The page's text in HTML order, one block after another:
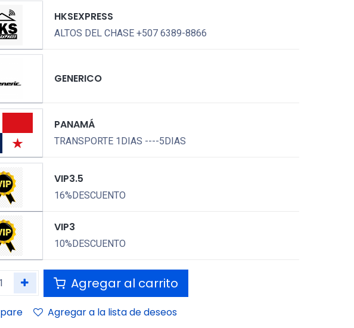
HKSEXPRESS
ALTOS DEL CHASE +507 6389-8866
GENERICO
PANAMÁ
TRANSPORTE 1DIAS ----5DIAS
VIP3.5
16%DESCUENTO
VIP3
10%DESCUENTO
Agregar al carrito
Agregar a la lista de deseos